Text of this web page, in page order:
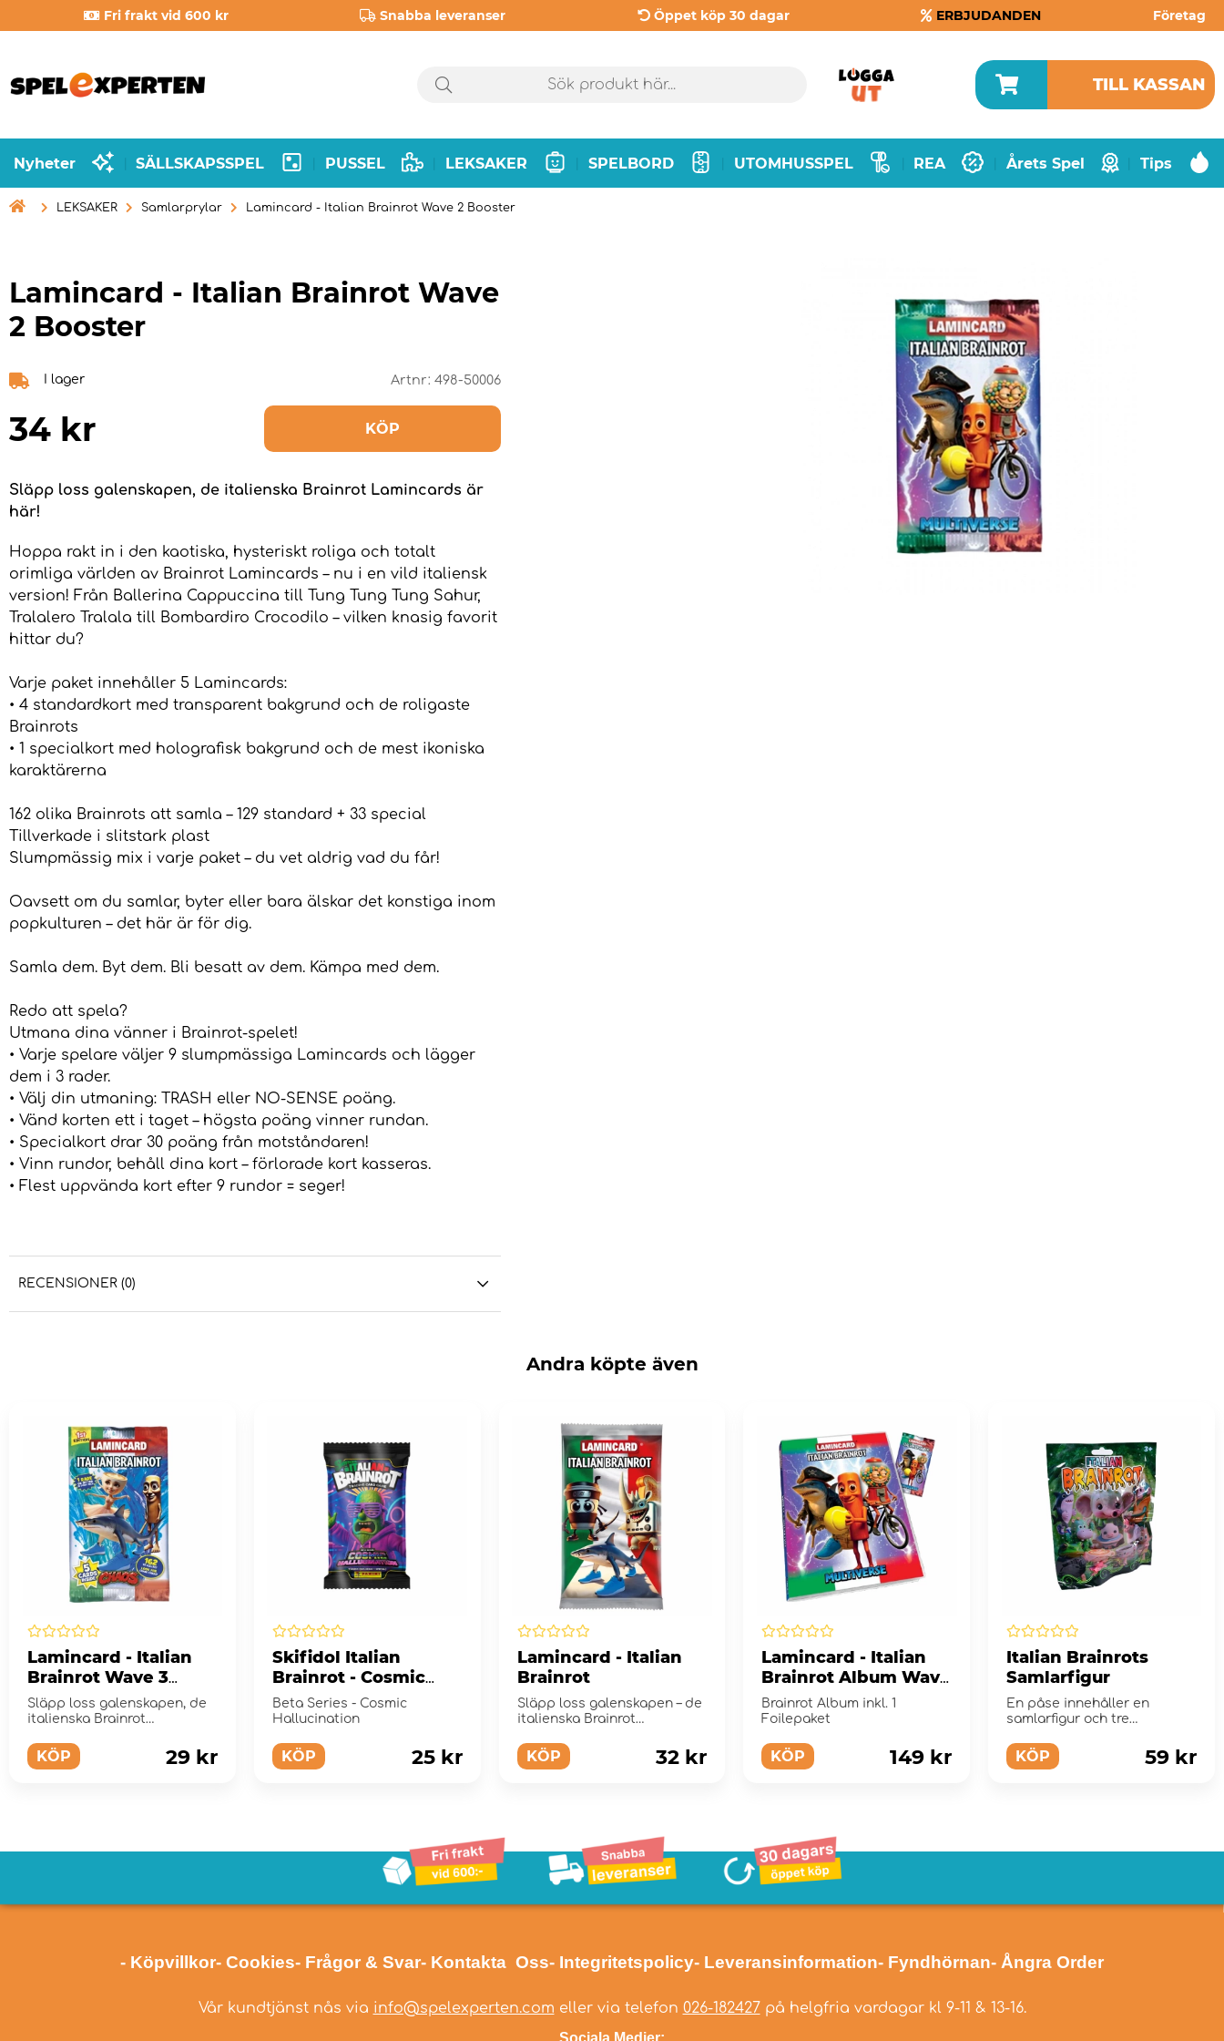
Fri frakt vid 600 kr Snabba leveranser Öppet köp 30 dagar ERBJUDANDEN Företag
TILL KASSAN
Nyheter SÄLLSKAPSSPEL PUSSEL LEKSAKER SPELBORD UTOMHUSSPEL REA Årets Spel Tips
 LEKSAKER Samlarprylar Lamincard - Italian Brainrot Wave 2 Booster
Lamincard - Italian Brainrot Wave
2 Booster
I lager Artnr: 498-50006
34 kr KÖP
Släpp loss galenskapen, de italienska Brainrot Lamincards är
här!
Hoppa rakt in i den kaotiska, hysteriskt roliga och totalt
orimliga världen av Brainrot Lamincards – nu i en vild italiensk
version! Från Ballerina Cappuccina till Tung Tung Tung Sahur,
Tralalero Tralala till Bombardiro Crocodilo – vilken knasig favorit
hittar du?
Varje paket innehåller 5 Lamincards:
• 4 standardkort med transparent bakgrund och de roligaste
Brainrots
• 1 specialkort med holografisk bakgrund och de mest ikoniska
karaktärerna
162 olika Brainrots att samla – 129 standard + 33 special
Tillverkade i slitstark plast
Slumpmässig mix i varje paket – du vet aldrig vad du får!
Oavsett om du samlar, byter eller bara älskar det konstiga inom
popkulturen – det här är för dig.
Samla dem. Byt dem. Bli besatt av dem. Kämpa med dem.
Redo att spela?
Utmana dina vänner i Brainrot-spelet!
• Varje spelare väljer 9 slumpmässiga Lamincards och lägger
dem i 3 rader.
• Välj din utmaning: TRASH eller NO-SENSE poäng.
• Vänd korten ett i taget – högsta poäng vinner rundan.
• Specialkort drar 30 poäng från motståndaren!
• Vinn rundor, behåll dina kort – förlorade kort kasseras.
• Flest uppvända kort efter 9 rundor = seger!
RECENSIONER (0)
Andra köpte även
Lamincard - Italian
Brainrot Wave 3
Booster
Släpp loss galenskapen, de
italienska Brainrot
KÖP 29 kr
Skifidol Italian
Brainrot - Cosmic
Hallucination
Booster Pack
Beta Series - Cosmic
Hallucination
KÖP 25 kr
Lamincard - Italian
Brainrot
Släpp loss galenskapen – de
italienska Brainrot
KÖP 32 kr
Lamincard - Italian
Brainrot Album Wave
2
Brainrot Album inkl. 1
Foilepaket
KÖP 149 kr
Italian Brainrots
Samlarfigur
En påse innehåller en
samlarfigur och tre
"Italian br...
KÖP 59 kr
- Köpvillkor- Cookies- Frågor & Svar- Kontakta Oss- Integritetspolicy- Leveransinformation- Fyndhörnan- Ångra Order
Vår kundtjänst nås via info@spelexperten.com eller via telefon 026-182427på helgfria vardagar kl 9-11 & 13-16.